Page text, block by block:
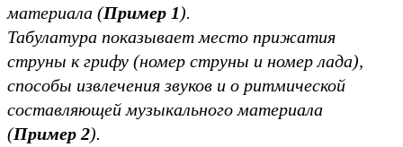
материала (Пример 1).
Табулатура показывает место прижатия
струны к грифу (номер струны и номер лада),
способы извлечения звуков и о ритмической
составляющей музыкального материала
(Пример 2).